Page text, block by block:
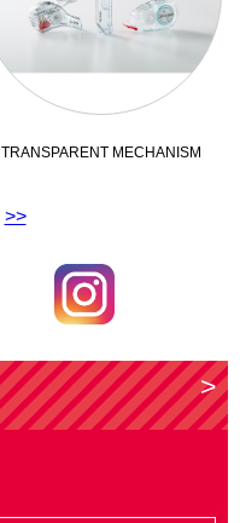
TRANSPARENT MECHANISM
>>